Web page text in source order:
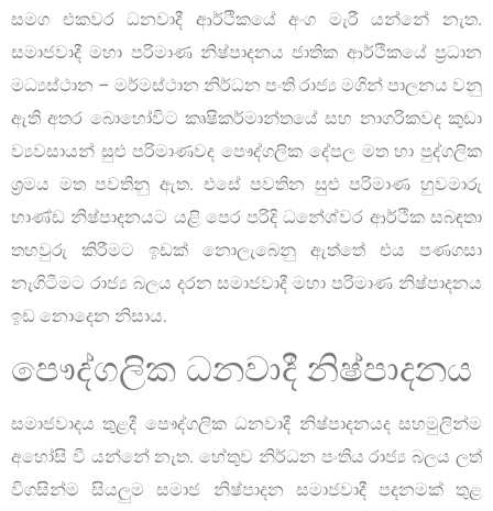
සමග එකවර ධනවාදී ආර්ථිකයේ අංග මැරී යන්නේ නැත.
සමාජවාදී මහා පරිමාණ නිෂ්පාදනය ජාතික ආර්ථිකයේ ප්‍රධාන
මධ්‍යස්ථාන – මර්මස්ථාන නිර්ධන පංති රාජ්‍ය මගින් පාලනය වනු
ඇති අතර බොහෝවිට කෘෂිකර්මාන්තයේ සහ නාගරිකවද කුඩා
ව්‍යවසායන් සුළු පරිමාණවද පෞද්ගලික දේපල මත හා පුද්ගලික
ශ්‍රමය මත පවතිනු ඇත. එසේ පවතින සුළු පරිමාණ හුවමාරු
භාණ්ඩ නිෂ්පාදනයට යළි පෙර පරිදි ධනේශ්වර ආර්ථික සබඳතා
තහවුරු කිරීමට ඉඩක් නොලැබෙනු ඇත්තේ එය පණගසා
නැගිටීමට රාජ්‍ය බලය දරන සමාජවාදී මහා පරිමාණ නිෂ්පාදනය
ඉඩ නොදෙන නිසාය.
පෞද්ගලික ධනවාදී නිෂ්පාදනය
සමාජවාදය තුළදී පෞද්ගලික ධනවාදී නිෂ්පාදනයද සහමුලින්ම
අහෝසි වී යන්නේ නැත. හේතුව නිර්ධන පංතිය රාජ්‍ය බලය ලත්
විගසින්ම සියලුම සමාජ නිෂ්පාදන සමාජවාදී පදනමක් තුළ